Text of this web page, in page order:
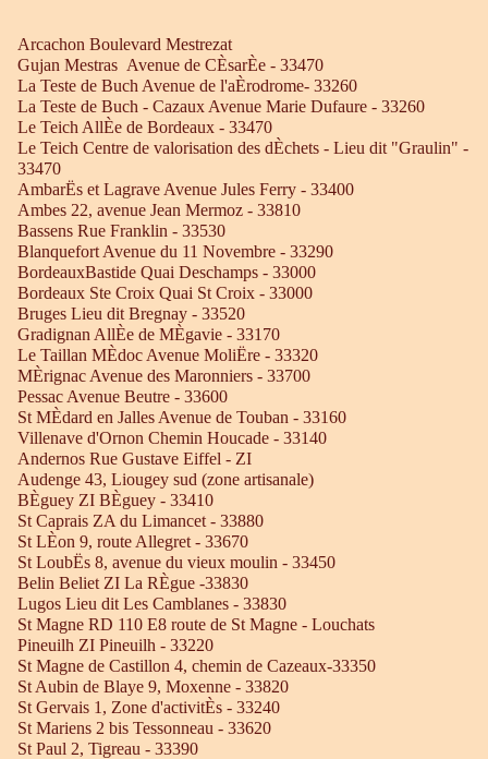
Arcachon Boulevard Mestrezat
Gujan Mestras Avenue de CÈsarÈe - 33470
La Teste de Buch Avenue de l'aÈrodrome- 33260
La Teste de Buch - Cazaux Avenue Marie Dufaure - 33260
Le Teich AllÈe de Bordeaux - 33470
Le Teich Centre de valorisation des dÈchets - Lieu dit "Graulin" -
33470
AmbarËs et Lagrave Avenue Jules Ferry - 33400
Ambes 22, avenue Jean Mermoz - 33810
Bassens Rue Franklin - 33530
Blanquefort Avenue du 11 Novembre - 33290
BordeauxBastide Quai Deschamps - 33000
Bordeaux Ste Croix Quai St Croix - 33000
Bruges Lieu dit Bregnay - 33520
Gradignan AllÈe de MÈgavie - 33170
Le Taillan MÈdoc Avenue MoliËre - 33320
MÈrignac Avenue des Maronniers - 33700
Pessac Avenue Beutre - 33600
St MÈdard en Jalles Avenue de Touban - 33160
Villenave d'Ornon Chemin Houcade - 33140
Andernos Rue Gustave Eiffel - ZI
Audenge 43, Liougey sud (zone artisanale)
BÈguey ZI BÈguey - 33410
St Caprais ZA du Limancet - 33880
St LÈon 9, route Allegret - 33670
St LoubËs 8, avenue du vieux moulin - 33450
Belin Beliet ZI La RÈgue -33830
Lugos Lieu dit Les Camblanes - 33830
St Magne RD 110 E8 route de St Magne - Louchats
Pineuilh ZI Pineuilh - 33220
St Magne de Castillon 4, chemin de Cazeaux-33350
St Aubin de Blaye 9, Moxenne - 33820
St Gervais 1, Zone d'activitÈs - 33240
St Mariens 2 bis Tessonneau - 33620
St Paul 2, Tigreau - 33390